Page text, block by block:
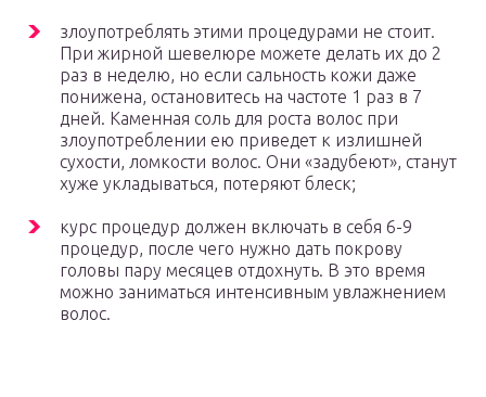
злоупотреблять этими процедурами не стоит.
При жирной шевелюре можете делать их до 2
раз в неделю, но если сальность кожи даже
понижена, остановитесь на частоте 1 раз в 7
дней. Каменная соль для роста волос при
злоупотреблении ею приведет к излишней
сухости, ломкости волос. Они «задубеют», станут
хуже укладываться, потеряют блеск;
курс процедур должен включать в себя 6-9
процедур, после чего нужно дать покрову
головы пару месяцев отдохнуть. В это время
можно заниматься интенсивным увлажнением
волос.